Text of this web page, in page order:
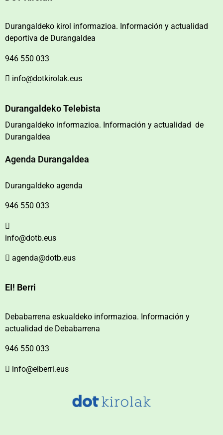
Durangaldeko kirol informazioa. Información y actualidad
deportiva de Durangaldea
946 550 033
info@dotkirolak.eus
Durangaldeko Telebista
Durangaldeko informazioa. Información y actualidad de
Durangaldea
Agenda Durangaldea
Durangaldeko agenda
946 550 033
info@dotb.eus
agenda@dotb.eus
EI! Berri
Debabarrena eskualdeko informazioa. Información y
actualidad de Debabarrena
946 550 033
info@eiberri.eus